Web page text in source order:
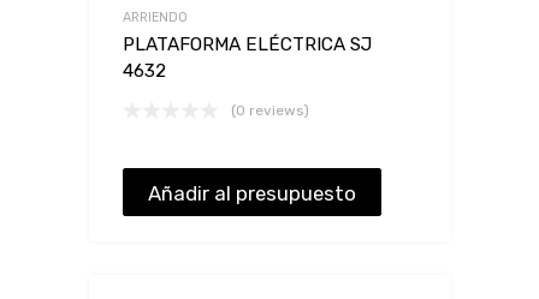
ARRIENDO
PLATAFORMA ELÉCTRICA SJ
4632
(0 reviews)
Añadir al presupuesto